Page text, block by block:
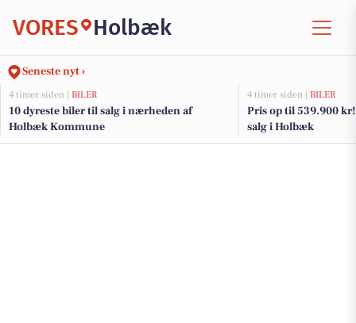
VORES Holbæk
Seneste nyt ›
4 timer siden | BILER
10 dyreste biler til salg i nærheden af
Holbæk Kommune
4 timer siden | BILER
Pris op til 539.900
salg i Holbæk